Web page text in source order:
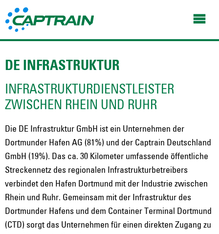
DE INFRASTRUKTUR
INFRASTRUKTURDIENSTLEISTER
ZWISCHEN RHEIN UND RUHR
Die DE Infrastruktur GmbH ist ein Unternehmen der
Dortmunder Hafen AG (81%) und der Captrain Deutschland
GmbH (19%). Das ca. 30 Kilometer umfassende öffentliche
Streckennetz des regionalen Infrastrukturbetreibers
verbindet den Hafen Dortmund mit der Industrie zwischen
Rhein und Ruhr. Gemeinsam mit der Infrastruktur des
Dortmunder Hafens und dem Container Terminal Dortmund
(CTD) sorgt das Unternehmen für einen direkten Zugang zu